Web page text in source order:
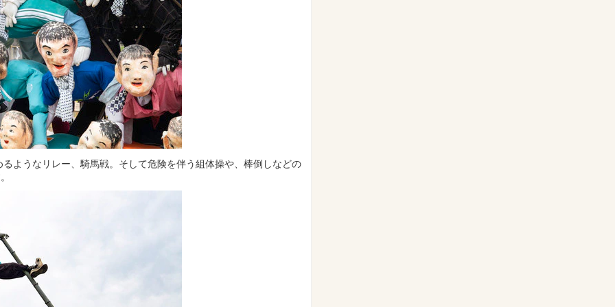
ようなリレー、騎馬戦。そして危険を伴う組体操や、棒倒しなどの